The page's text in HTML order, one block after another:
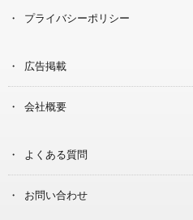
プライバシーポリシー
広告掲載
会社概要
よくある質問
お問い合わせ